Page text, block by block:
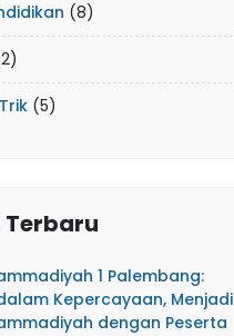
(8)
(5)
1 Palembang:
Kepercayaan, Menjadi
dengan Peserta